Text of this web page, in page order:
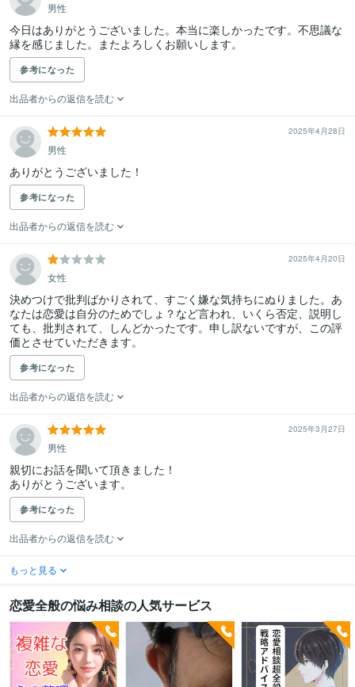
男性
今日はありがとうございました。本当に楽しかったです。不思議な
縁を感じました。またよろしくお願いします。
参考になった
出品者からの返信を読む
2025年4月28日
男性
ありがとうございました！
参考になった
出品者からの返信を読む
2025年4月20日
女性
決めつけで批判ばかりされて、すごく嫌な気持ちにぬりました。あ
なたは恋愛は自分のためでしょ？など言われ、いくら否定、説明し
ても、批判されて、しんどかったです。申し訳ないですが、この評
価とさせていただきます。
参考になった
出品者からの返信を読む
2025年3月27日
男性
親切にお話を聞いて頂きました！
ありがとうございます。
参考になった
出品者からの返信を読む
もっと見る
恋愛全般の悩み相談の人気サービス